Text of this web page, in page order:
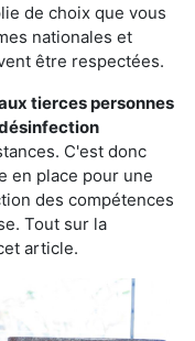
de choix que vous
nationales et
être respectées.
tierces personnes
C'est donc
en place pour une
des compétences
Tout sur la
article.